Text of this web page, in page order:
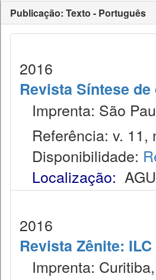
Publicação: Texto - Português
2016
Revista Síntese
Imprenta: São
Referência: v. 11,
Disponibilidade:
Localização: AGU
2016
Revista Zênite:
Imprenta: